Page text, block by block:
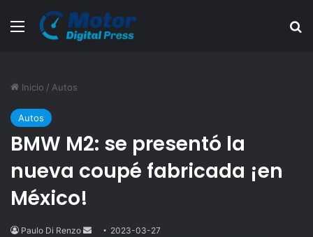
Menú
Inicio / Autos
Autos
BMW M2: se presentó la
nueva coupé fabricada ¡en
México!
Paulo Di Renzo
Send2023-03-27